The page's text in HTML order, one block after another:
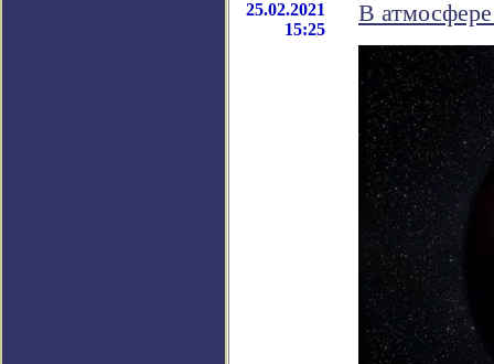
25.02.2021
15:25
В атмосфере